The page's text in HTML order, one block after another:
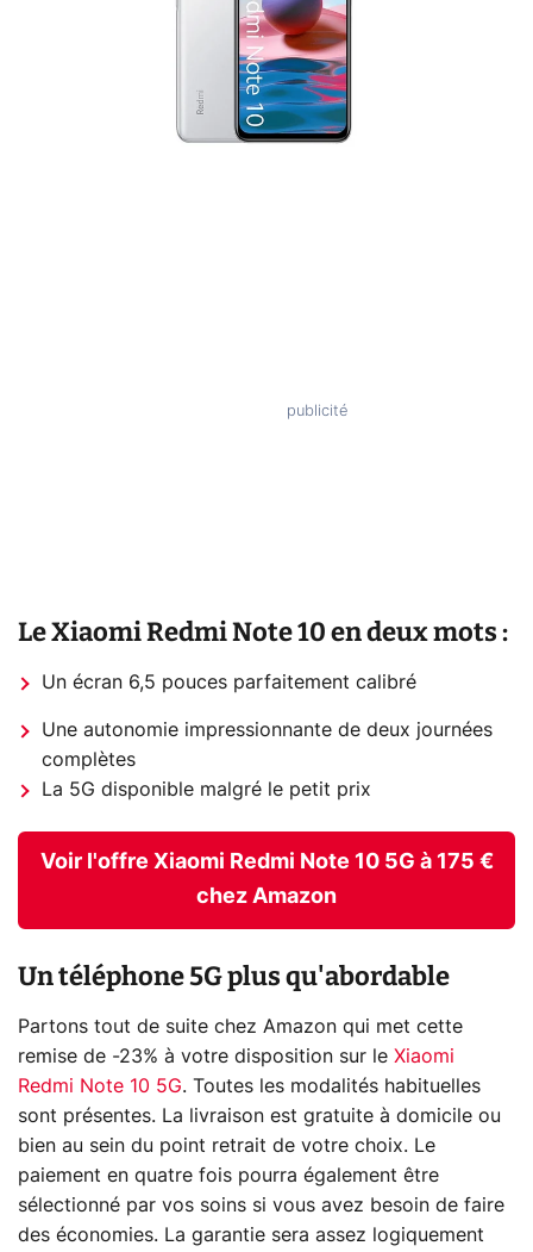
Le Xiaomi Redmi Note 10 en deux mots :
Un écran 6,5 pouces parfaitement calibré
Une autonomie impressionnante de deux journées
complètes
La 5G disponible malgré le petit prix
Voir l'offre Xiaomi Redmi Note 10 5G à 175 €
chez Amazon
Un téléphone 5G plus qu'abordable
Partons tout de suite chez Amazon qui met cette
remise de -23% à votre disposition sur le Xiaomi
Redmi Note 10 5G. Toutes les modalités habituelles
sont présentes. La livraison est gratuite à domicile ou
bien au sein du point retrait de votre choix. Le
paiement en quatre fois pourra également être
sélectionné par vos soins si vous avez besoin de faire
des économies. La garantie sera assez logiquement